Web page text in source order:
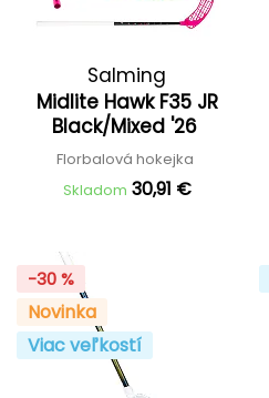
Salming
Midlite Hawk F35 JR
Black/Mixed '26
Florbalová hokejka
Skladom 30,91 €
-30 %
Novinka
Viac veľkostí